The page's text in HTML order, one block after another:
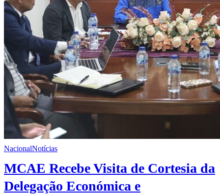
NacionalNotícias
MCAE Recebe Visita de Cortesia da
Delegação Económica e